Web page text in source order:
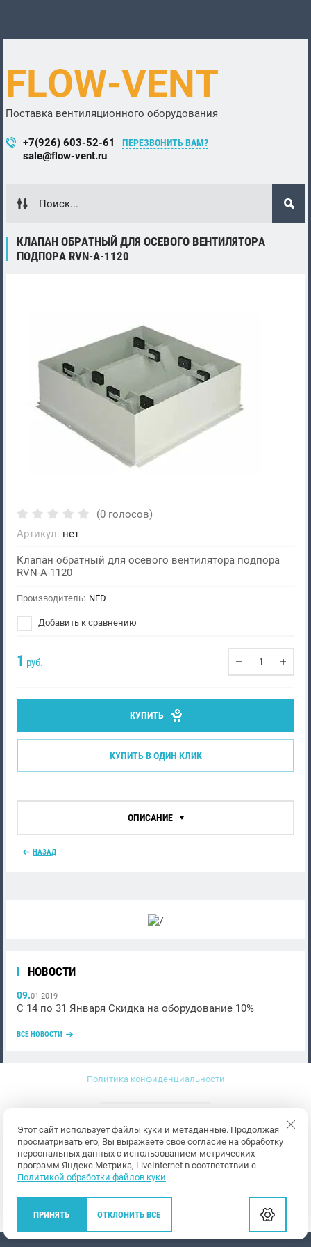
FLOW-VENT
Поставка вентиляционного оборудования
+7(926) 603-52-61
sale@flow-vent.ru
ПЕРЕЗВОНИТЬ ВАМ?
НОВОСТИ
09.01.2019
С 14 по 31 Января Скидка на оборудование 10%
ВСЕ НОВОСТИ
КЛАПАН ОБРАТНЫЙ ДЛЯ ОСЕВОГО ВЕНТИЛЯТОРА
ПОДПОРА RVN-A-1120
(0 голосов)
Артикул: нет
Клапан обратный для осевого вентилятора подпора
RVN-A-1120
Производитель: NED
Добавить к сравнению
1 руб.
КУПИТЬ
КУПИТЬ В ОДИН КЛИК
ОПИСАНИЕ
НАЗАД
Политика конфиденциальности
Мегагрупп.ру
Этот сайт использует файлы куки и метаданные. Продолжая
просматривать его, Вы выражаете свое согласие на обработку
персональных данных с использованием метрических
программ Яндекс.Метрика, LiveInternet в соответствии с
Политикой обработки файлов куки
ПРИНЯТЬ ОТКЛОНИТЬ ВСЕ